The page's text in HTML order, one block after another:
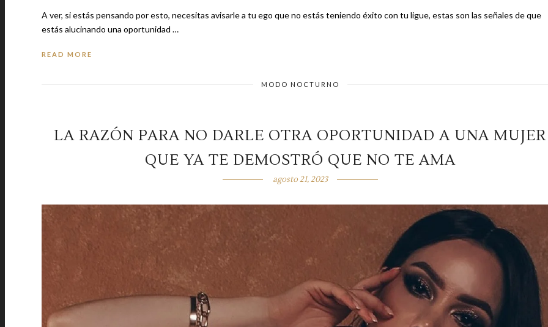
A ver, si estás pensando por esto, necesitas avisarle a tu ego que no estás teniendo éxito con tu ligue, estas son las señales de que
estás alucinando una oportunidad …
READ MORE
MODO NOCTURNO
LA RAZÓN PARA NO DARLE OTRA OPORTUNIDAD A UNA MUJER
QUE YA TE DEMOSTRÓ QUE NO TE AMA
agosto 21, 2023